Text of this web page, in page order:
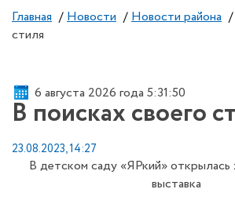
Главная / Новости / Новости района /
стиля
6 августа 2026 года 5:31:51
В поисках своего
23.08.2023, 14:27
В детском саду «ЯРкий» открылась
выставка